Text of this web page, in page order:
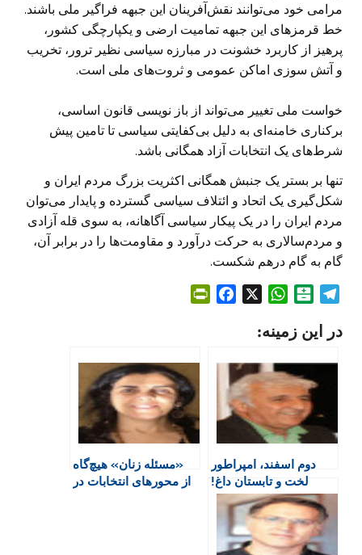
مرامی خود می‌توانند نقش‌آفرینان این جبهه فراگیر ملی باشند.
خط قرمزهای این جبهه تمامیت ارضی و ‏یکپارچگی کشور،
پرهیز از کاربرد خشونت در مبارزه سیاسی نظیر ترور، تخریب
و آتش سوزی اماکن عمومی ‏و ثروت‌های ملی است.
خواست ملی تغییر می‌تواند از باز نویسی قانون اساسی،
برکناری خامنه‌ای به دلیل بی‌کفایتی سیاسی تا تامین پیش
‏شرط‌های یک انتخابات آزاد همگانی باشد.‏
تنها بر بستر یک جنبش همگانی اکثریت بزرگ مردم ایران و
شکل‌گیری یک اتحاد و ائتلاف سیاسی گسترده و پایدار می‌توان
مردم ایران را در یک پیکار سیاسی آگاهانه، به سوی قله آزادی
و مردم‌سالاری به حرکت درآورد و مقاومت‌ها را در برابر آن،
گام به گام درهم شکست. ‏
l
r
a
m
t
a
r
i
n
W
a
s
A
p
p
F
r
e
d
در این زمینه:
دوم اسفند، امپراطور
لخت و تابستان داغ!
«مسئله زنان» هیچ­‌گاه
از محورهای انتخابات در